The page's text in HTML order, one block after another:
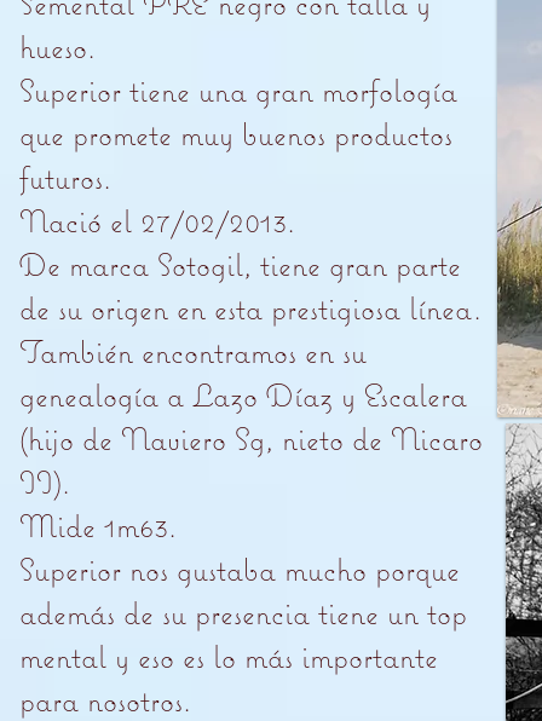
hueso.
Superior tiene una gran morfología
que promete muy buenos productos
futuros.
Nació el 27/02/2013.
De marca Sotogil, tiene gran parte
de su origen en esta prestigiosa línea.
También encontramos en su
genealogía a Lazo Díaz y Escalera
(hijo de Naviero Sg, nieto de Nicaro
II).
Mide 1m63.
Superior nos gustaba mucho porque
además de su presencia tiene un top
mental y eso es lo más importante
para nosotros.